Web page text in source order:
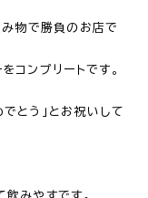
み物で勝負のお店で
コンプリートです。
とう」とお祝いして